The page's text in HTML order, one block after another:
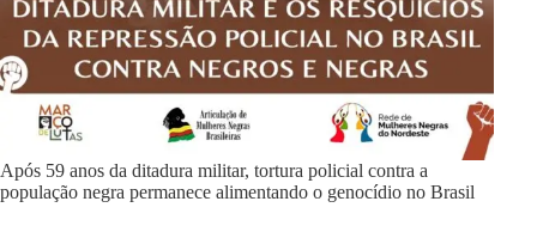
Após 59 anos da ditadura militar, tortura policial contra a
população negra permanece alimentando o genocídio no Brasil